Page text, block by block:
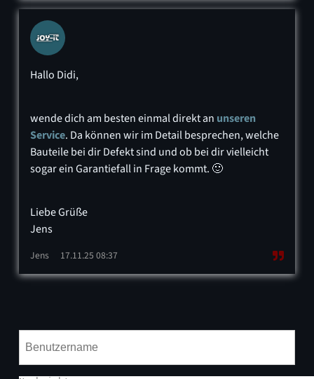
Hallo Didi,
wende dich am besten einmal direkt an unseren
Service. Da können wir im Detail besprechen, welche
Bauteile bei dir Defekt sind und ob bei dir vielleicht
sogar ein Garantiefall in Frage kommt. 🙂
Liebe Grüße
Jens
Jens 17.11.25 08:37